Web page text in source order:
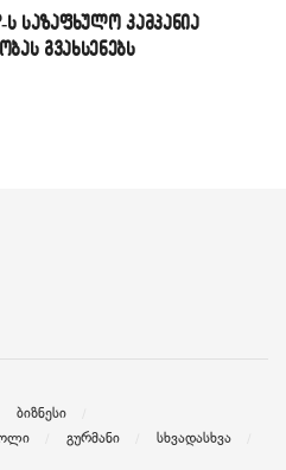
საზაფხულო კამპანია
გვახსენებს
ბიზნესი
გურმანი
სხვადასხვა